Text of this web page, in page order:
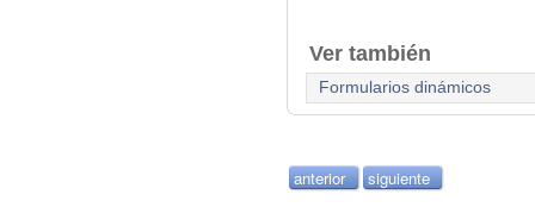
Ver también
Formularios dinámicos
anterior siguiente